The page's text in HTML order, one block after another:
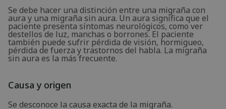
Se debe hacer una distinción entre una migraña con
aura y una migraña sin aura. Un aura significa que el
paciente presenta síntomas neurológicos, como ver
destellos de luz, manchas o borrones. El paciente
también puede sufrir pérdida de visión, hormigueo,
pérdida de fuerza y trastornos del habla. La migraña
sin aura es la más frecuente.
Causa y origen
Se desconoce la causa exacta de la migraña.